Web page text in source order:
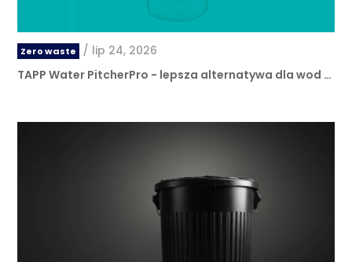
Zero waste / lip 24, 2026
TAPP Water PitcherPro - lepsza alternatywa dla wod …